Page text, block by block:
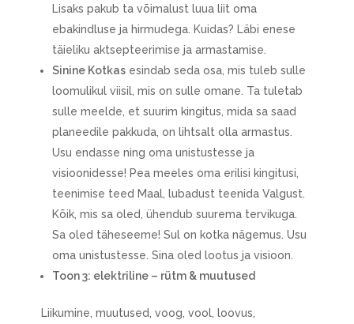
Lisaks pakub ta võimalust luua liit oma
ebakindluse ja hirmudega. Kuidas? Läbi enese
täieliku aktsepteerimise ja armastamise.
Sinine Kotkasesindab seda osa, mis tuleb sulle
loomulikul viisil, mis on sulle omane. Ta tuletab
sulle meelde, et suurim kingitus, mida sa saad
planeedile pakkuda, on lihtsalt olla armastus.
Usu endasse ning oma unistustesse ja
visioonidesse! Pea meeles oma erilisi kingitusi,
teenimise teed Maal, lubadust teenida Valgust.
Kõik, mis sa oled, ühendub suurema tervikuga.
Sa oled täheseeme! Sul on kotka nägemus. Usu
oma unistustesse. Sina oled lootus ja visioon.
Toon 3: elektriline – rütm & muutused
Liikumine, muutused, voog, vool, loovus,